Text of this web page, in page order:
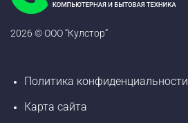
2026 © ООО “Кулстор”
Политика конфиденциальности
Карта сайта